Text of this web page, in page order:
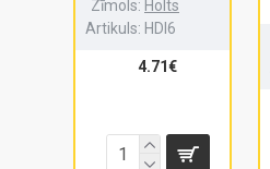
Zīmols: Holts
Artikuls: HDI6
4.71€